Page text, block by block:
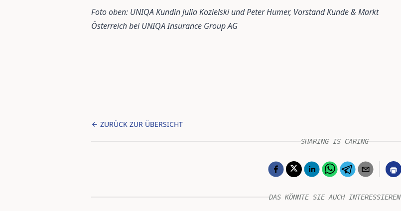
Foto oben: UNIQA Kundin Julia Kozielski und Peter Humer, Vorstand Kunde & Markt
Österreich bei UNIQA Insurance Group AG
ZURÜCK ZUR ÜBERSICHT
SHARING IS CARING
DAS KÖNNTE SIE AUCH INTERESSIEREN